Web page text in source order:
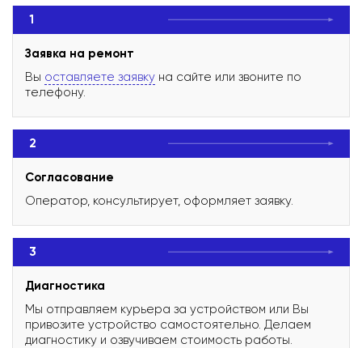
1
Заявка на ремонт
Вы оставляете заявку на сайте или звоните по
телефону.
2
Согласование
Оператор, консультирует, оформляет заявку.
3
Диагностика
Мы отправляем курьера за устройством или Вы
привозите устройство самостоятельно. Делаем
диагностику и озвучиваем стоимость работы.